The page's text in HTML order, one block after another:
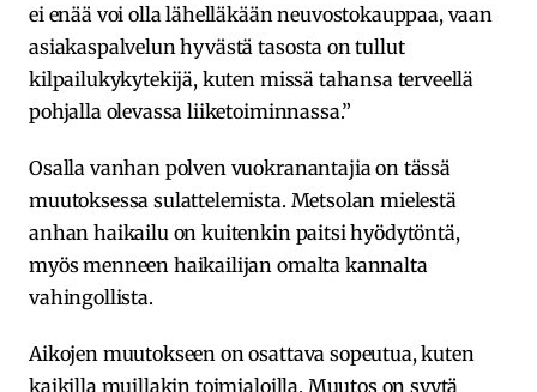
ei enää voi olla lähelläkään neuvostokauppaa, vaan
asiakaspalvelun hyvästä tasosta on tullut
kilpailukykytekijä, kuten missä tahansa terveellä
pohjalla olevassa liiketoiminnassa.”
Osalla vanhan polven vuokranantajia on tässä
muutoksessa sulattelemista. Metsolan mielestä
anhan haikailu on kuitenkin paitsi hyödytöntä,
myös menneen haikailijan omalta kannalta
vahingollista.
Aikojen muutokseen on osattava sopeutua, kuten
kaikilla muillakin toimialoilla. Muutos on syytä